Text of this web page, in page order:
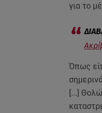
για το
Όπως
[...]